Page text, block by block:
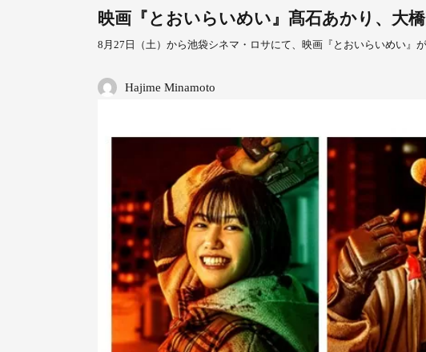
映画『とおいらいめい』髙石あかり、大
8月27日（土）から池袋シネマ・ロサにて、映画『とおいらいめい
Hajime Minamoto